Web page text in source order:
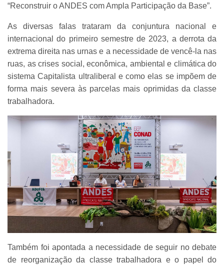
“Reconstruir o ANDES com Ampla Participação da Base”.
As diversas falas trataram da conjuntura nacional e
internacional do primeiro semestre de 2023, a derrota da
extrema direita nas urnas e a necessidade de vencê-la nas
ruas, as crises social, econômica, ambiental e climática do
sistema Capitalista ultraliberal e como elas se impõem de
forma mais severa às parcelas mais oprimidas da classe
trabalhadora.
Também foi apontada a necessidade de seguir no debate
de reorganização da classe trabalhadora e o papel do